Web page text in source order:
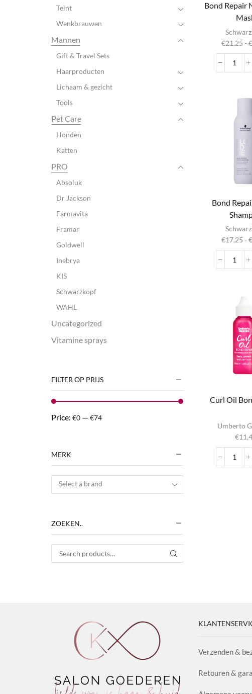
Bond Repair
€21,25 - €
Bond
Mask
heeft
optie kan
Bond
€17,25 - €
Bond
aantal
Dit product
heeft
optie kan
Curl Oil
Umberto
€
Curl
Teint
Wenkbrauwen
Mannen
Gift & Travel Sets
Haarproducten
Lichaam & gezicht
Tools
Pet Care
Honden
Katten
PRO
Absoluk
Dr Jackson
Farmavita
Framar
Goldwell
Inebrya
KIS
Schwarzkopf
WAHL
Uncategorized
Vitamine sprays
FILTER OP PRIJS
Price: €0 — €74
MERK
Select a brand
ZOEKEN..
Search for: SEARCH
Verzenden &
Retouren &